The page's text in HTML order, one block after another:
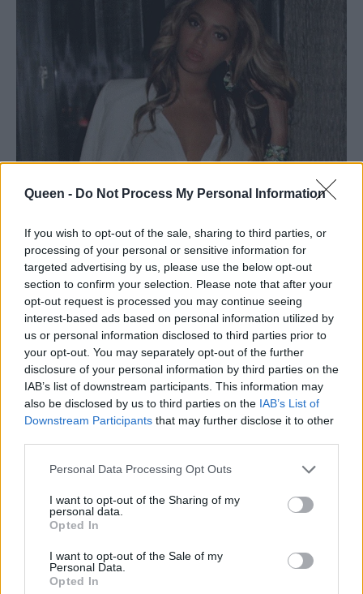
Queen - Do Not Process My Personal Information
If you wish to opt-out of the sale, sharing to third parties, or
processing of your personal or sensitive information for
targeted advertising by us, please use the below opt-out
section to confirm your selection. Please note that after your
opt-out request is processed you may continue seeing
interest-based ads based on personal information utilized by
us or personal information disclosed to third parties prior to
your opt-out. You may separately opt-out of the further
disclosure of your personal information by third parties on the
IAB’s list of downstream participants. This information may
also be disclosed by us to third parties on the IAB’s List of
Downstream Participants that may further disclose it to other
Personal Data Processing Opt Outs
I want to opt-out of the Sharing of my
personal data.
Opted In
I want to opt-out of the Sale of my
Personal Data.
Opted In
Θα μας πείτε τώρα, και ποιοι είμαστε εμείς για
κάνουμε.Πάντως η Beyoncé περνάει κρίση!
Και δεν είναι καν μέσης ηλικίας.